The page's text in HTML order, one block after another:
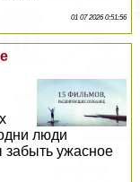
01 07 2026 0:51:56
люди
забыть ужасное